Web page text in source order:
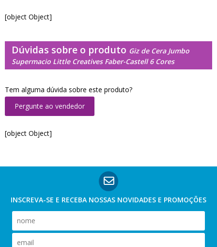
[object Object]
Dúvidas sobre o produto Giz de Cera Jumbo
Supermacio Little Creatives Faber-Castell 6 Cores
Tem alguma dúvida sobre este produto?
Pergunte ao vendedor
[object Object]
INSCREVA-SE E RECEBA NOSSAS NOVIDADES E PROMOÇÕES